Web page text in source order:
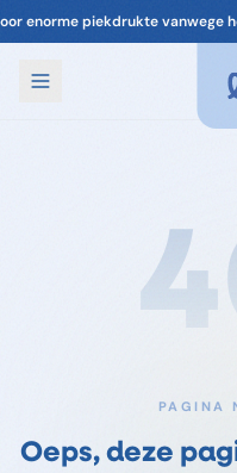
enorme piekdrukte vanwege
PAGINA
Oeps, deze